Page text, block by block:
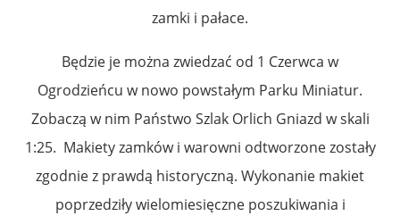
zamki i pałace.
Będzie je można zwiedzać od 1 Czerwca w
Ogrodzieńcu w nowo powstałym Parku Miniatur.
Zobaczą w nim Państwo Szlak Orlich Gniazd w skali
1:25. Makiety zamków i warowni odtworzone zostały
zgodnie z prawdą historyczną. Wykonanie makiet
poprzedziły wielomiesięczne poszukiwania i